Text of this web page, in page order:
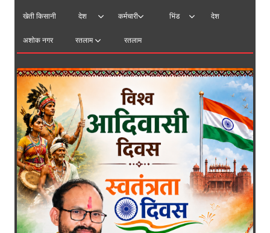
खेती किसानी देश कर्मचारी भिंड देश
अशोक नगर रतलाम रतलाम